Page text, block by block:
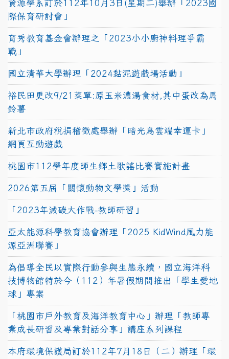
資源學系訂於112年10月3日(星期二)舉辦「2023國
際保育研討會」
育秀教育基金會辦理之「2023小小廚神料理爭霸
戰」
國立清華大學辦理「2024黏泥遊戲場活動」
裕民田更改9/21菜單:原玉米濃湯食材,其中蛋改為馬
鈴薯
新北市政府稅捐稽徵處舉辦「暗光鳥雲端幸運卡」
網頁互動遊戲
桃園市112學年度師生鄉土歌謠比賽實施計畫
2026第五屆「關懷動物文學獎」活動
「2023年減碳大作戰-教師研習」
亞太能源科學教育協會辦理「2025 KidWind風力能
源亞洲聯賽」
為倡導全民以實際行動參與生態永續，國立海洋科
技博物館特於今（112）年暑假期間推出「學生愛地
球」專案
「桃園市戶外教育及海洋教育中心」辦理「教師專
業成長研習及專業對話分享」講座系列課程
本府環境保護局訂於112年7月18日（二）辦理「環